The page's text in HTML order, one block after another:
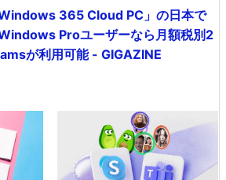
365 Cloud PC」の日本で
Proユーザーなら月額税別2
が利用可能 - GIGAZINE